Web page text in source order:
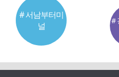
# 서남부터미
널
#